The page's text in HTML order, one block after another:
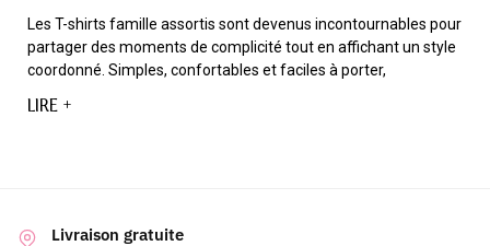
Les T-shirts famille assortis sont devenus incontournables pour
partager des moments de complicité tout en affichant un style
coordonné. Simples, confortables et faciles à porter,
LIRE +
Livraison gratuite